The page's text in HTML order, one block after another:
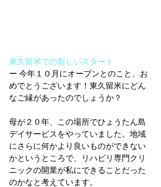
東久留米での新しいスタート
ー 今年１０月にオープンとのこと、お
めでとうございます！東久留米にどん
なご縁があったのでしょうか？
母が２０年、この場所でひょうたん島
デイサービスをやっていました。地域
にさらに何かより良いものができない
かというところで、リハビリ専門クリ
ニックの開業が私にできることだった
のかなと考えています。